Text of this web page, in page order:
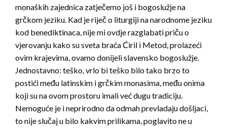
monaških zajednica zatječemo još i bogoslužje na
grčkom jeziku. Kad je riječ o liturgiji na narodnome jeziku
kod benediktinaca, nije mi ovdje razglabati priču o
vjerovanju kako su sveta braća Ćiril i Metod, prolazeći
ovim krajevima, ovamo donijeli slavensko bogoslužje.
Jednostavno: teško, vrlo bi teško bilo tako brzo to
postići među latinskim i grčkim monasima, među onima
koji su na ovom prostoru imali već dugu tradiciju.
Nemoguće je i neprirodno da odmah prevladaju došljaci,
to nije slučaj u bilo kakvim prilikama, poglavito ne u